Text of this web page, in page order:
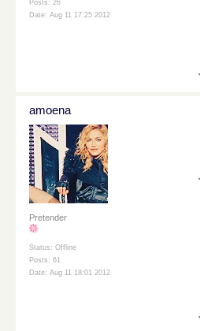
Posts: 26
Date: Aug 11 17:25 2012
amoena
Pretender
Status: Offline
Posts: 61
Date: Aug 11 18:01 2012